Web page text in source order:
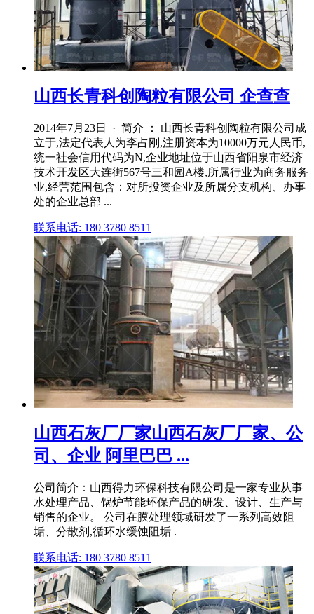
山西长青科创陶粒有限公司 企查查
2014年7月23日 · 简介 ： 山西长青科创陶粒有限公司成
立于,法定代表人为李占刚,注册资本为10000万元人民币,
统一社会信用代码为N,企业地址位于山西省阳泉市经济
技术开发区大连街567号三和园A楼,所属行业为商务服务
业,经营范围包含：对所投资企业及所属分支机构、办事
处的企业总部 ...
联系电话: 180 3780 8511
山西石灰厂厂家山西石灰厂厂家、公
司、企业 阿里巴巴 ...
公司简介：山西得力环保科技有限公司是一家专业从事
水处理产品、锅炉节能环保产品的研发、设计、生产与
销售的企业。 公司在膜处理领域研发了一系列高效阻
垢、分散剂,循环水缓蚀阻垢 .
联系电话: 180 3780 8511